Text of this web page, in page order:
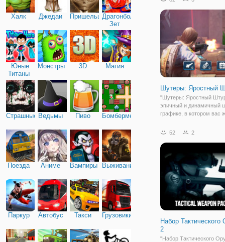
Халк Джедаи ПришельцыДрагонболл
Зет
Юные
Титаны
Монстры 3D Магия
Страшные Ведьмы Пиво Бомбермен
Поезда Аниме Вампиры Выживание
Паркур Автобус Такси Грузовики
помощью лазерных
закончить их с вашими
Шутеры: Яростный
"Шутеры: Яростный
эпичный и динамичный
графике, в котором вас
военных и простых
только с
группировками, но и
52 2
Набор Тактического
2
"Набор Тактического